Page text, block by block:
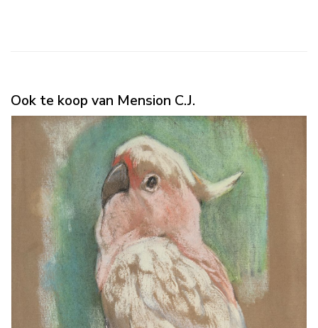
Ook te koop van Mension C.J.